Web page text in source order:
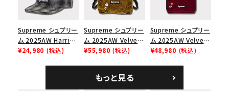
Supreme シュプリー
ム 2025AW Harris
Tweed Camp Cap
¥24,980 (税込)
Supreme シュプリー
ム 2025AW Velvet
Backpack ベルベッ
¥55,980 (税込)
Supreme シュプリー
ム 2025AW Velvet
Small Messenger
バッグ レッドレオパー
¥48,980 (税込)
もっと見る